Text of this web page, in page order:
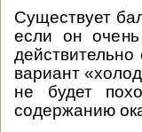
Существует
если он
действительно
вариант
не будет
содержанию